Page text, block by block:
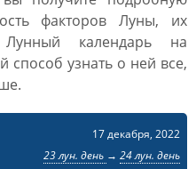
факторов Луны, их
календарь на
способ узнать о ней все,
17 декабря, 2022
23 лун. день → 24 лун. день